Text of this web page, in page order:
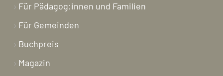
Für Pädagog:innen und Familien
Für Gemeinden
Buchpreis
Magazin